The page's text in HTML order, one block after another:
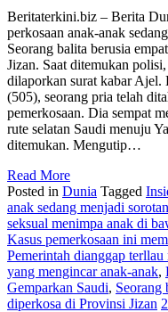
Beritaterkini.biz – Berita
perkosaan anak-anak
Seorang balita berusia
Jizan. Saat ditemukan
dilaporkan surat kabar
(505), seorang pria telah
pemerkosaan. Dia sempat
rute selatan Saudi menuju
ditemukan. Mengutip…
Read More
Posted in Dunia Tagged
anak sedang menjadi
seksual menimpa anak di
Kasus pemerkosaan ini
Pemerintah dianggap
yang mengincar anak-anak,
Gemparkan Saudi, Seorang
diperkosa di Provinsi Jizan